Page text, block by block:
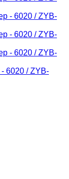
6020 / ZYB-